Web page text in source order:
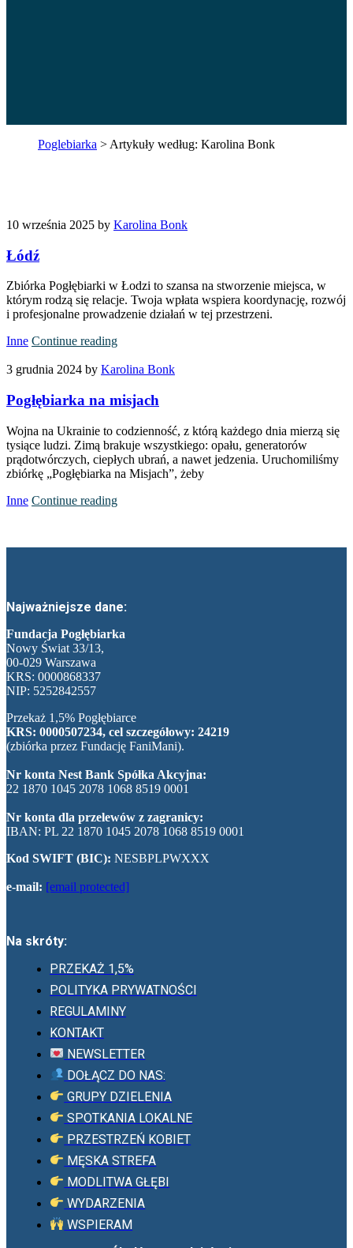
Poglebiarka > Artykuły według: Karolina Bonk
10 września 2025 by Karolina Bonk
Łódź
Zbiórka Pogłębiarki w Łodzi to szansa na stworzenie miejsca, w
którym rodzą się relacje. Twoja wpłata wspiera koordynację, rozwój
i profesjonalne prowadzenie działań w tej przestrzeni.
Inne Continue reading
3 grudnia 2024 by Karolina Bonk
Pogłębiarka na misjach
Wojna na Ukrainie to codzienność, z którą każdego dnia mierzą się
tysiące ludzi. Zimą brakuje wszystkiego: opału, generatorów
prądotwórczych, ciepłych ubrań, a nawet jedzenia. Uruchomiliśmy
zbiórkę „Pogłębiarka na Misjach”, żeby
Inne Continue reading
Najważniejsze dane:
Fundacja Pogłębiarka
Nowy Świat 33/13,
00-029 Warszawa
KRS: 0000868337
NIP: 5252842557
Przekaż 1,5% Pogłębiarce
KRS: 0000507234, cel szczegółowy: 24219
(zbiórka przez Fundację FaniMani).
Nr konta Nest Bank Spółka Akcyjna:
22 1870 1045 2078 1068 8519 0001
Nr konta dla przelewów z zagranicy:
IBAN: PL 22 1870 1045 2078 1068 8519 0001
Kod SWIFT (BIC): NESBPLPWXXX
e-mail: [email protected]
Na skróty:
PRZEKAŻ 1,5%
POLITYKA PRYWATNOŚCI
REGULAMINY
KONTAKT
NEWSLETTER
DOŁĄCZ DO NAS:
GRUPY DZIELENIA
SPOTKANIA LOKALNE
PRZESTRZEŃ KOBIET
MĘSKA STREFA
MODLITWA GŁĘBI
WYDARZENIA
WSPIERAM